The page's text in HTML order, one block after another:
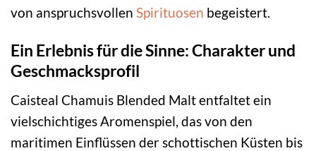
von anspruchsvollen Spirituosen begeistert.
Ein Erlebnis für die Sinne: Charakter und
Geschmacksprofil
Caisteal Chamuis Blended Malt entfaltet ein
vielschichtiges Aromenspiel, das von den
maritimen Einflüssen der schottischen Küsten bis